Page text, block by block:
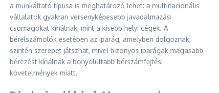
a munkáltató típusa is meghatározó lehet: a multinacionális
vállalatok gyakran versenyképesebb javadalmazási
csomagokat kínálnak, mint a kisebb helyi cégek. A
bérelszámolók esetében az iparág, amelyben dolgoznak,
szintén szerepet játszhat, mivel bizonyos iparágak magasabb
bérezést kínálnak a bonyolultabb bérszámfejtési
követelmények miatt.